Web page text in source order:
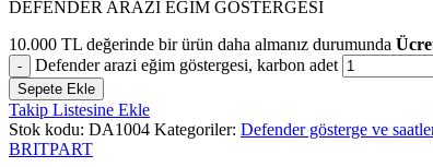
DEFENDER ARAZİ EĞİM GÖSTERGESİ
10.000 TL değerinde bir ürün daha almanız durumunda
Defender arazi eğim göstergesi, karbon adet
Sepete Ekle
Takip Listesine Ekle
Stok kodu: DA1004 Kategoriler: Defender gösterge ve
BRITPART